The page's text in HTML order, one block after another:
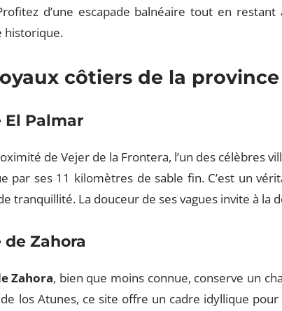
d’une escapade balnéaire tout en
historique.
côtiers de la
El Palmar
de Vejer de la Frontera, l’un des célèbres
par ses 11 kilomètres de sable fin. C’est un
tranquillité. La douceur de ses vagues invite à la
de Zahora
Zahora, bien que moins connue, conserve un
los Atunes, ce site offre un cadre idyllique